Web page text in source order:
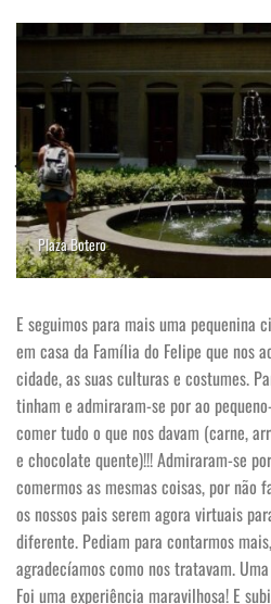
Plaza Botero
E seguimos para mais uma pequenina
em casa da Família do Felipe que nos
cidade, as suas culturas e costumes.
tinham e admiraram-se por ao
comer tudo o que nos davam (carne,
e chocolate quente)!!! Admiraram-se
comermos as mesmas coisas, por não
os nossos pais serem agora virtuais
diferente. Pediam para contarmos
agradecíamos como nos tratavam.
Foi uma experiência maravilhosa! E